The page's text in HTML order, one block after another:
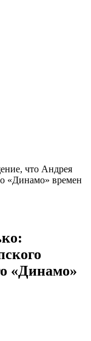
что Андрея
«Динамо» времен
«Динамо»